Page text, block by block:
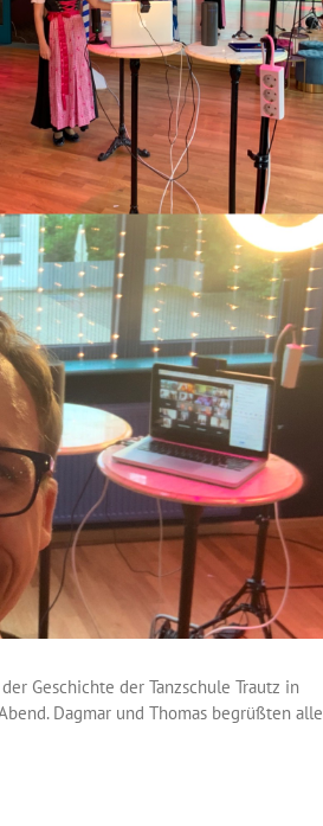
Geschichte der Tanzschule Trautz in
Dagmar und Thomas begrüßten alle